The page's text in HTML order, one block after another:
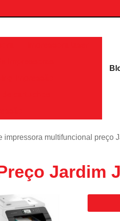
impressora multifuncional preço
Jardim